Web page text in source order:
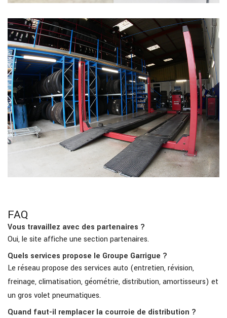
FAQ
Vous travaillez avec des partenaires ?
Oui, le site affiche une section partenaires.
Quels services propose le Groupe Garrigue ?
Le réseau propose des services auto (entretien, révision,
freinage, climatisation, géométrie, distribution, amortisseurs) et
un gros volet pneumatiques.
Quand faut-il remplacer la courroie de distribution ?